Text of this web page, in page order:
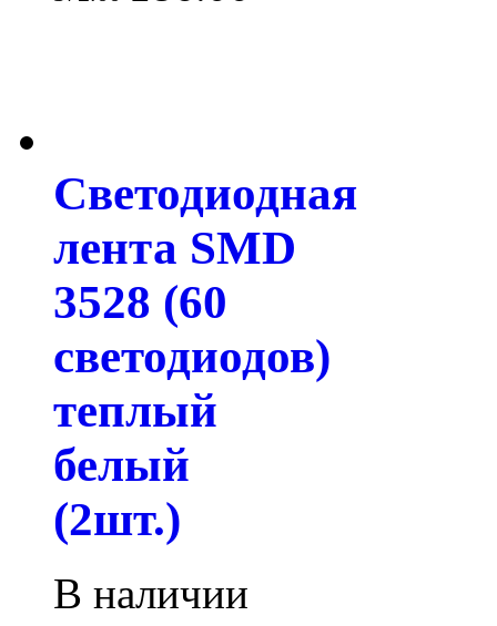
Светодиодная
лента SMD
3528 (60
светодиодов)
теплый
белый
(2шт.)
В наличии